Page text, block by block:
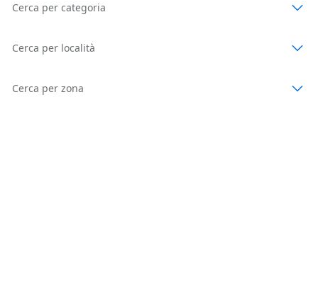
Cerca per categoria
Cerca per località
Cerca per zona